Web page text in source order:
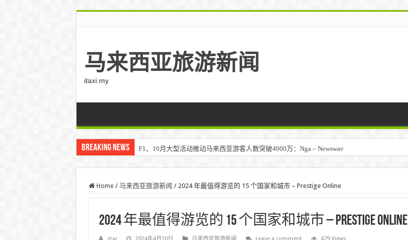
马来西亚旅游新闻
itaxi.my
Breaking News F1、10月大型活动推动马来西亚游客人数突破4000万：Nga – Newswav
Home / 马来西亚旅游新闻 / 2024 年最值得游览的 15 个国家和城市 – Prestige Online
2024 年最值得游览的 15 个国家和城市 – Prestige Online